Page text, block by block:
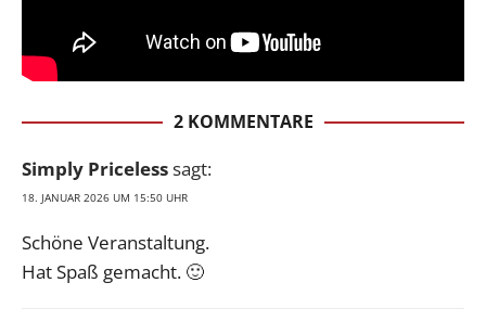
2 KOMMENTARE
Simply Pricelesssagt:
18. JANUAR 2026 UM 15:50 UHR
Schöne Veranstaltung.
Hat Spaß gemacht. 🙂